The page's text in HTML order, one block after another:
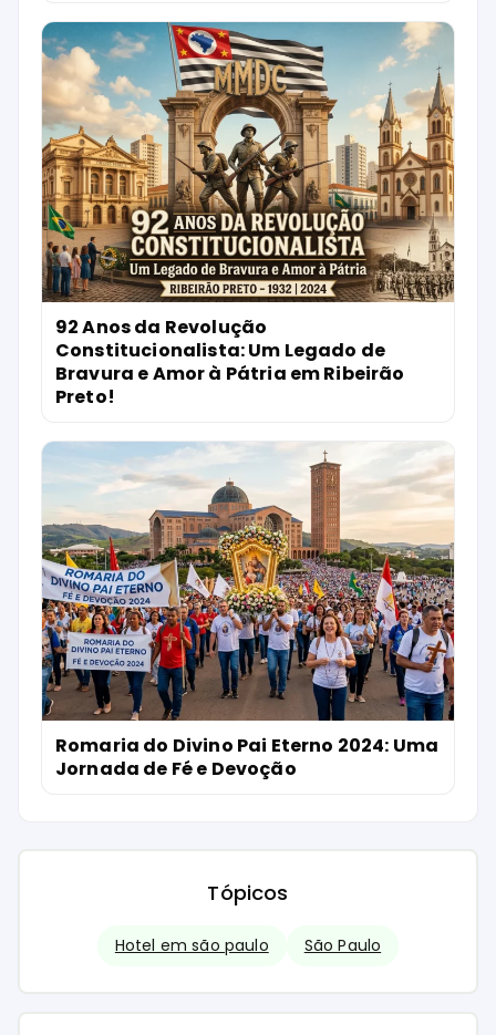
92 Anos da Revolução
Constitucionalista: Um Legado de
Bravura e Amor à Pátria em Ribeirão
Preto!
Romaria do Divino Pai Eterno 2024: Uma
Jornada de Fé e Devoção
Tópicos
Hotel em são paulo São Paulo